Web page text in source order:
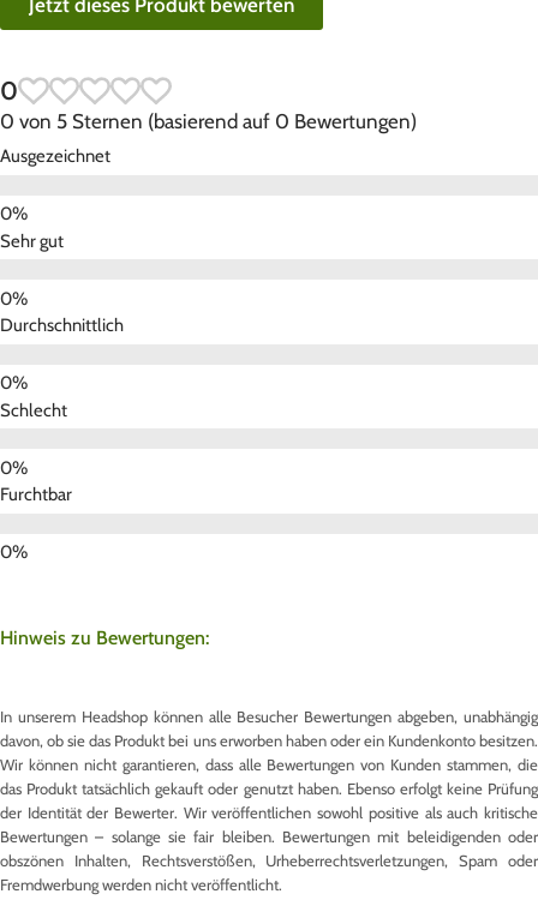
Jetzt dieses Produkt bewerten
0
0 von 5 Sternen (basierend auf 0 Bewertungen)
Ausgezeichnet
Sehr gut
Durchschnittlich
Schlecht
Furchtbar
Hinweis zu Bewertungen:
In unserem Headshop können alle Besucher Bewertungen abgeben, unabhängig
davon, ob sie das Produkt bei uns erworben haben oder ein Kundenkonto besitzen.
Wir können nicht garantieren, dass alle Bewertungen von Kunden stammen, die
das Produkt tatsächlich gekauft oder genutzt haben. Ebenso erfolgt keine Prüfung
der Identität der Bewerter. Wir veröffentlichen sowohl positive als auch kritische
Bewertungen – solange sie fair bleiben. Bewertungen mit beleidigenden oder
obszönen Inhalten, Rechtsverstößen, Urheberrechtsverletzungen, Spam oder
Fremdwerbung werden nicht veröffentlicht.